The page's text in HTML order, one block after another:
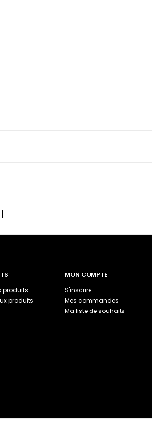
produits
produits
MON COMPTE
S'inscrire
Mes commandes
Ma liste de souhaits